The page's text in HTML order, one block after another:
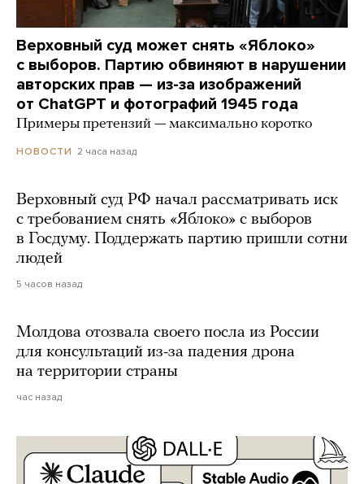
Верховный суд может снять «Яблоко»
с выборов. Партию обвиняют в нарушении
авторских прав — из-за изображений
от ChatGPT и фотографий 1945 года
Примеры претензий — максимально коротко
НОВОСТИ 2 часа назад
Верховный суд РФ начал рассматривать иск
с требованием снять «Яблоко» с выборов
в Госдуму. Поддержать партию пришли сотни
людей
5 часов назад
Молдова отозвала своего посла из России
для консультаций из-за падения дрона
на территории страны
час назад